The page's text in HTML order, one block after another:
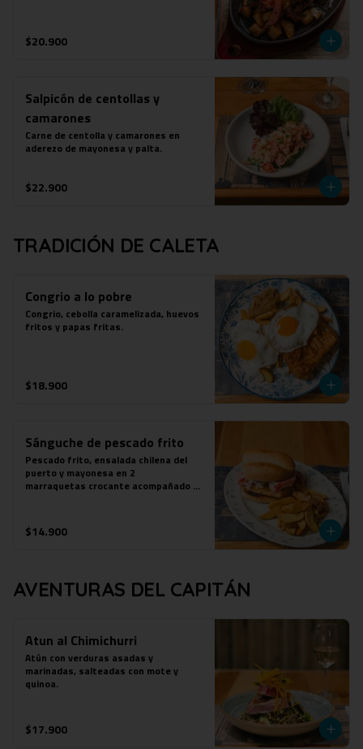
$20.900
Salpicón de centollas y
camarones
Carne de centolla y camarones en
aderezo de mayonesa y palta.
$22.900
TRADICIÓN DE CALETA
Congrio a lo pobre
Congrio, cebolla caramelizada, huevos
fritos y papas fritas.
$18.900
Sánguche de pescado frito
Pescado frito, ensalada chilena del
puerto y mayonesa en 2
marraquetas crocante acompañado de
$14.900
AVENTURAS DEL CAPITÁN
Atun al Chimichurri
Atún con verduras asadas y
marinadas, salteadas con mote y
quinoa.
$17.900